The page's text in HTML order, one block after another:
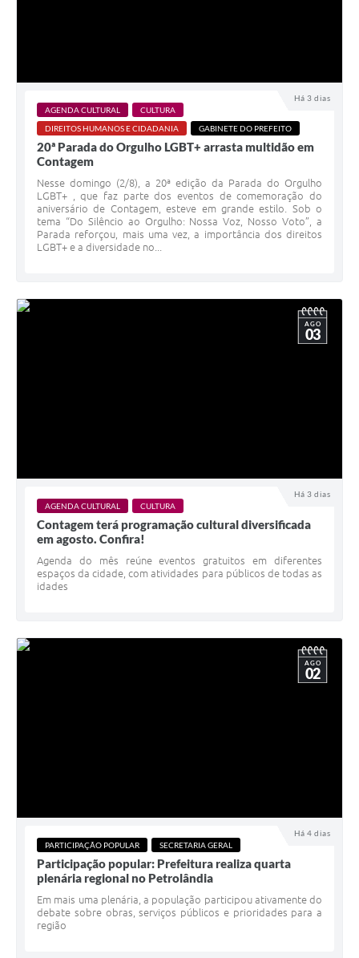
Há 3 dias
AGENDA CULTURAL
CULTURA
DIREITOS HUMANOS E CIDADANIA
GABINETE DO PREFEITO
20ª Parada do Orgulho LGBT+ arrasta multidão em
Contagem
Nesse domingo (2/8), a 20ª edição da Parada do Orgulho
LGBT+ , que faz parte dos eventos de comemoração do
aniversário de Contagem, esteve em grande estilo. Sob o
tema “Do Silêncio ao Orgulho: Nossa Voz, Nosso Voto”, a
Parada reforçou, mais uma vez, a importância dos direitos
LGBT+ e a diversidade no...
Há 3 dias
AGO
03
AGENDA CULTURAL CULTURA
Contagem terá programação cultural diversificada
em agosto. Confira!
Agenda do mês reúne eventos gratuitos em diferentes
espaços da cidade, com atividades para públicos de todas as
idades
Há 4 dias
AGO
02
PARTICIPAÇÃO POPULAR SECRETARIA GERAL
Participação popular: Prefeitura realiza quarta
plenária regional no Petrolândia
Em mais uma plenária, a população participou ativamente do
debate sobre obras, serviços públicos e prioridades para a
região